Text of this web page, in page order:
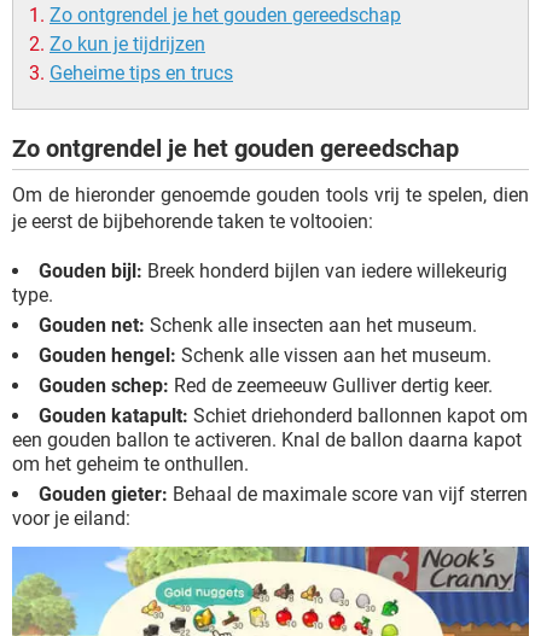
Zo ontgrendel je het gouden gereedschap
Zo kun je tijdrijzen
Geheime tips en trucs
Zo ontgrendel je het gouden gereedschap
Om de hieronder genoemde gouden tools vrij te spelen, dien
je eerst de bijbehorende taken te voltooien:
Gouden bijl: Breek honderd bijlen van iedere willekeurig
type.
Gouden net: Schenk alle insecten aan het museum.
Gouden hengel: Schenk alle vissen aan het museum.
Gouden schep: Red de zeemeeuw Gulliver dertig keer.
Gouden katapult: Schiet driehonderd ballonnen kapot om
een gouden ballon te activeren. Knal de ballon daarna kapot
om het geheim te onthullen.
Gouden gieter: Behaal de maximale score van vijf sterren
voor je eiland: